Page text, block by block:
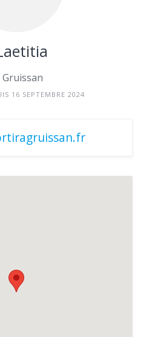
Gruissan
16 SEPTEMBRE 2024